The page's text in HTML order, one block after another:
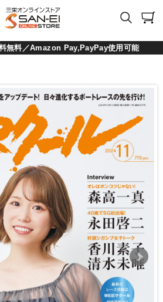
無料／Amazon Pay,PayPay使用可能